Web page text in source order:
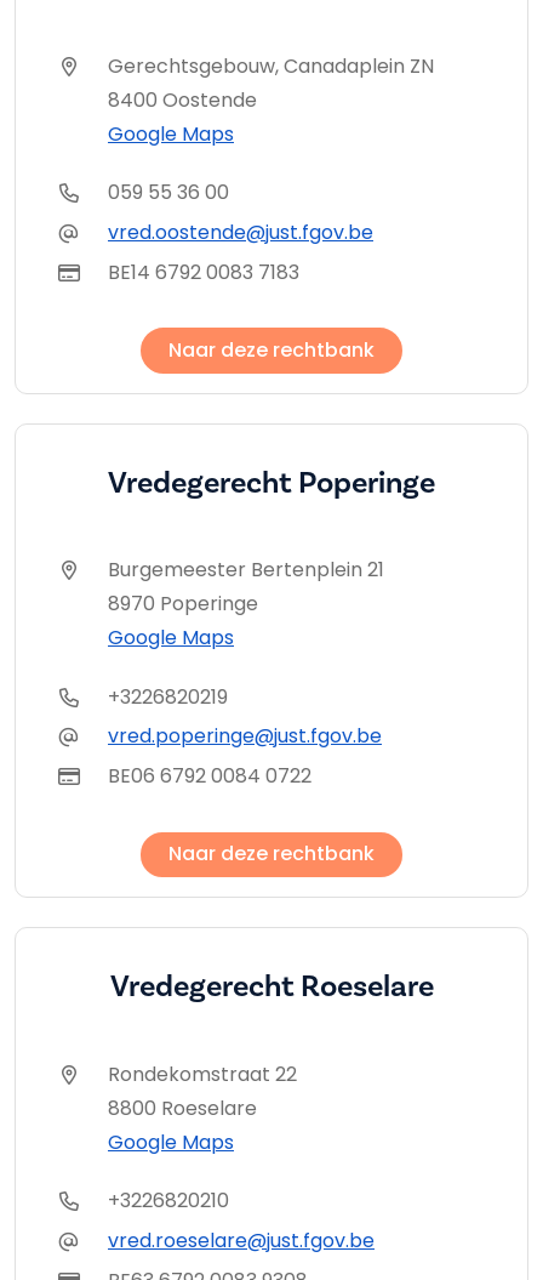
Gerechtsgebouw, Canadaplein ZN
8400 Oostende
Google Maps
059 55 36 00
vred.oostende@just.fgov.be
BE14 6792 0083 7183
Naar deze rechtbank
Vredegerecht Poperinge
Burgemeester Bertenplein 21
8970 Poperinge
Google Maps
+3226820219
vred.poperinge@just.fgov.be
BE06 6792 0084 0722
Naar deze rechtbank
Vredegerecht Roeselare
Rondekomstraat 22
8800 Roeselare
Google Maps
+3226820210
vred.roeselare@just.fgov.be